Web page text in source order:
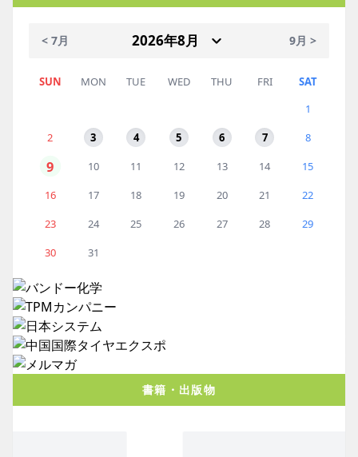
< 7月 9月 >
SUN MON TUE WED THU FRI
SAT
1
2
3 4 5 6 7 8
9 10 11 12 13 14
15
16
17 18 19 20 21
22
23
24 25 26 27 28
29
30
31
書籍・出版物